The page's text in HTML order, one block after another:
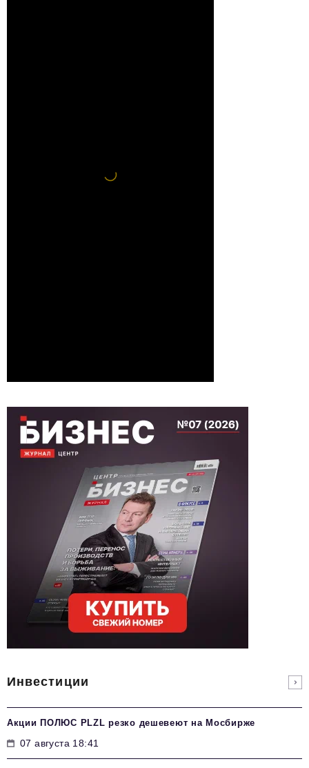
Инвестиции
Акции ПОЛЮС PLZL резко дешевеют на Мосбирже
07 августа 18:41